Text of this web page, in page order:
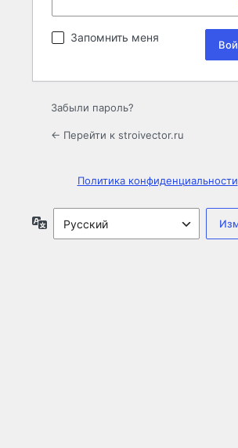
Запомнить меня
Забыли пароль?
← Перейти к stroivector.ru
Политика конфиденциальности
Язык